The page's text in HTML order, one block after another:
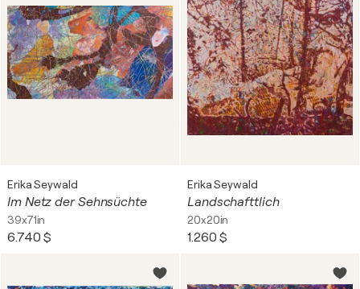
Erika Seywald
Im Netz der Sehnsüchte
39x71in
6.740 $
Erika Seywald
Landschafttlich
20x20in
1.260 $